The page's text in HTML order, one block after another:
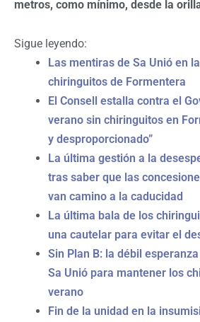
metros, como mínimo, desde la
Sigue leyendo:
Las mentiras de Sa Unió en
chiringuitos de Formentera
El Consell estalla contra el
verano sin chiringuitos en
y desproporcionado”
La última gestión a la
tras saber que las
van camino a la caducidad
La última bala de los
una cautelar para evitar el
Sin Plan B: la débil
Sa Unió para mantener los
verano
Fin de la unidad en la